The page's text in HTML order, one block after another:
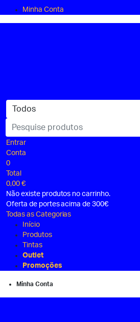
Minha Conta
Entrar
Conta
0
Total
0,00 €
Não existe produtos no carrinho.
Oferta de portes acima de 300€
Todas as Categorias
Início
Produtos
Tintas
Outlet
Promoções
Minha Conta